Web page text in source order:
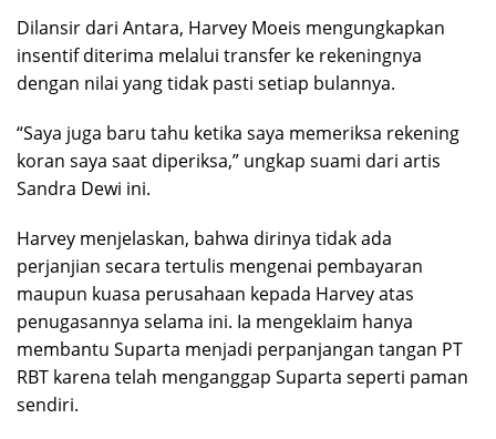
Dilansir dari Antara, Harvey Moeis mengungkapkan
insentif diterima melalui transfer ke rekeningnya
dengan nilai yang tidak pasti setiap bulannya.
“Saya juga baru tahu ketika saya memeriksa rekening
koran saya saat diperiksa,” ungkap suami dari artis
Sandra Dewi ini.
Harvey menjelaskan, bahwa dirinya tidak ada
perjanjian secara tertulis mengenai pembayaran
maupun kuasa perusahaan kepada Harvey atas
penugasannya selama ini. Ia mengeklaim hanya
membantu Suparta menjadi perpanjangan tangan PT
RBT karena telah menganggap Suparta seperti paman
sendiri.